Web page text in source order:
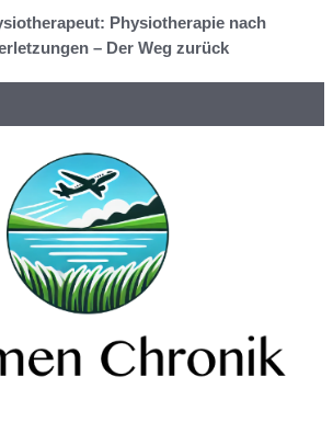
Physiotherapie nach
– Der Weg zurück